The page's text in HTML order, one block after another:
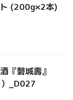
(200g×2本)
『磐城壽』
_D027